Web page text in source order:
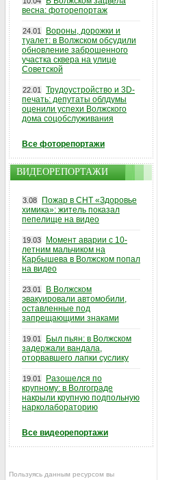
весна: фоторепортаж
24.01
Вороны, дорожки и
туалет: в Волжском обсудили
обновление заброшенного
участка сквера на улице
Советской
22.01
Трудоустройство и 3D-
печать: депутаты облдумы
оценили успехи Волжского
дома соцобслуживания
Все фоторепортажи
ВИДЕОРЕПОРТАЖИ
3.08
Пожар в СНТ «Здоровье
химика»: житель показал
пепелище на видео
19.03
Момент аварии с 10-
летним мальчиком на
Карбышева в Волжском попал
на видео
23.01
В Волжском
эвакуировали автомобили,
оставленные под
запрещающими знаками
19.01
Был пьян: в Волжском
задержали вандала,
оторвавшего лапки суслику
19.01
Разошелся по
крупному: в Волгограде
накрыли крупную подпольную
нарколабораторию
Все видеорепортажи
Пользуясь данным ресурсом вы